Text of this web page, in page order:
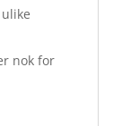
nok for